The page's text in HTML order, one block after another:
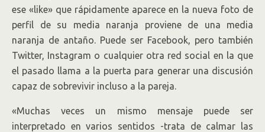
ese «like» que rápidamente aparece en la nueva foto de
perfil de su media naranja proviene de una media
naranja de antaño. Puede ser Facebook, pero también
Twitter, Instagram o cualquier otra red social en la que
el pasado llama a la puerta para generar una discusión
capaz de sobrevivir incluso a la pareja.
«Muchas veces un mismo mensaje puede ser
interpretado en varios sentidos -trata de calmar las